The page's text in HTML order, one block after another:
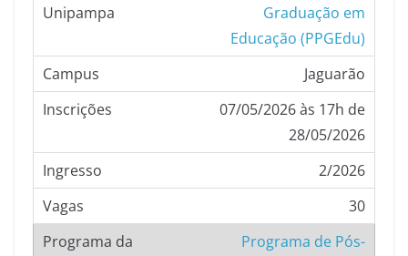
Graduação em
Educação (PPGEdu)
Jaguarão
07/05/2026 às 17h de
28/05/2026
2/2026
30
Programa de Pós-